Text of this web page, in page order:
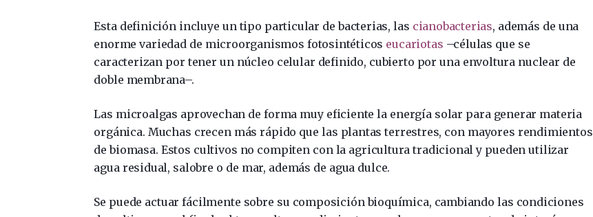
Esta definición incluye un tipo particular de bacterias, las cianobacterias, además de una
enorme variedad de microorganismos fotosintéticos eucariotas –células que se
caracterizan por tener un núcleo celular definido, cubierto por una envoltura nuclear de
doble membrana–.
Las microalgas aprovechan de forma muy eficiente la energía solar para generar materia
orgánica. Muchas crecen más rápido que las plantas terrestres, con mayores rendimientos
de biomasa. Estos cultivos no compiten con la agricultura tradicional y pueden utilizar
agua residual, salobre o de mar, además de agua dulce.
Se puede actuar fácilmente sobre su composición bioquímica, cambiando las condiciones